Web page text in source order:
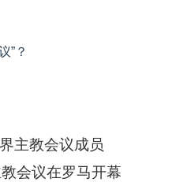
”？
主教会议成员
会议在罗马开幕